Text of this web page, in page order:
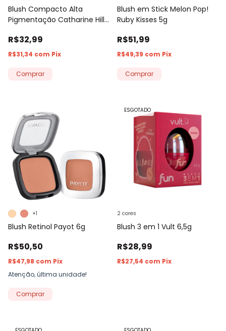
Blush Compacto Alta
Pigmentação Catharine Hill
R$32,99
R$31,34 com Pix
Comprar
Blush em Stick Melon Pop!
Ruby Kisses 5g
R$51,99
R$49,39 com Pix
Comprar
Blush Retinol Payot 6g
R$50,50
R$47,98 com Pix
Atenção, última unidade!
+1
Comprar
ESGOTADO
Blush 3 em 1 Vult 6,5g
R$28,99
R$27,54 com Pix
2 cores